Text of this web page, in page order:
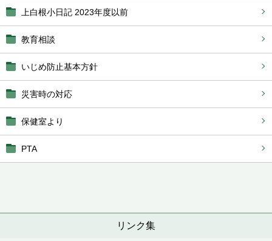
上白根小日記 2023年度以前
教育相談
いじめ防止基本方針
災害時の対応
保健室より
PTA
リンク集